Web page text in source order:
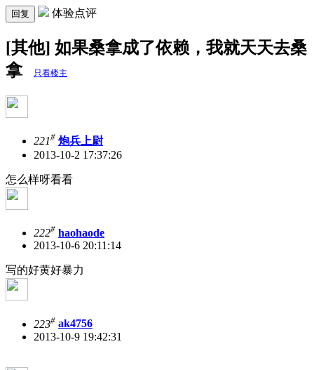
回复 体验点评
[其他] 如果桑拿成了依赖，我就天天去桑
拿
只看楼主
221# 炮兵上尉
2013-10-2 17:37:26
怎么样呀看看
222# haohaode
2013-10-6 20:11:14
写的好黄好暴力
223# ak4756
2013-10-9 19:42:31